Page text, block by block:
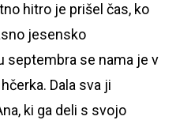
hitro je prišel čas, ko
jesensko
septembra se nama je v
Dala sva ji
ki ga deli s svojo